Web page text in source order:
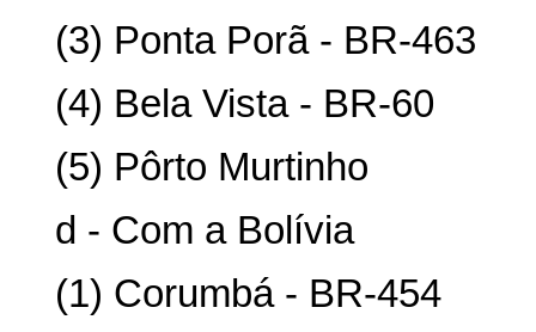
(3) Ponta Porã - BR-463
(4) Bela Vista - BR-60
(5) Pôrto Murtinho
d - Com a Bolívia
(1) Corumbá - BR-454